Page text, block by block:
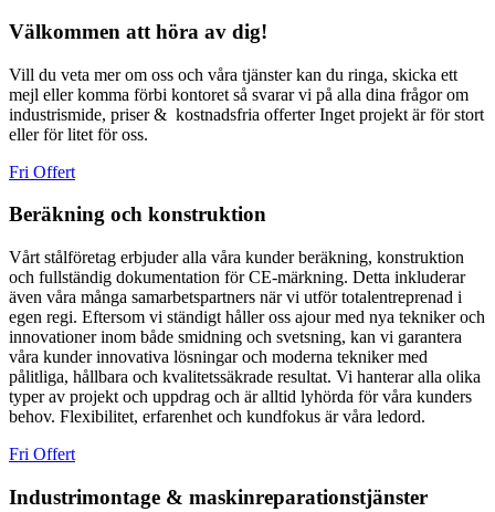
Välkommen att höra av dig!
Vill du veta mer om oss och våra tjänster kan du ringa, skicka ett
mejl eller komma förbi kontoret så svarar vi på alla dina frågor om
industrismide, priser & kostnadsfria offerter Inget projekt är för stort
eller för litet för oss.
Fri Offert
Beräkning och konstruktion
Vårt stålföretag erbjuder alla våra kunder beräkning, konstruktion
och fullständig dokumentation för CE-märkning. Detta inkluderar
även våra många samarbetspartners när vi utför totalentreprenad i
egen regi. Eftersom vi ständigt håller oss ajour med nya tekniker och
innovationer inom både smidning och svetsning, kan vi garantera
våra kunder innovativa lösningar och moderna tekniker med
pålitliga, hållbara och kvalitetssäkrade resultat. Vi hanterar alla olika
typer av projekt och uppdrag och är alltid lyhörda för våra kunders
behov. Flexibilitet, erfarenhet och kundfokus är våra ledord.
Fri Offert
Industrimontage & maskinreparationstjänster